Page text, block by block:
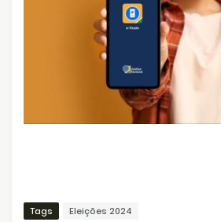
Tags Eleições 2024